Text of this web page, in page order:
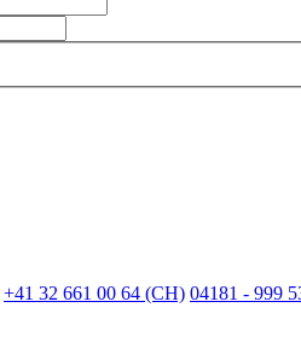
+41 32 661 00 64 (CH) 04181 - 999